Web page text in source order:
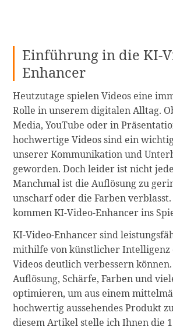
Einführung in die KI-
Enhancer
Heutzutage spielen Videos eine
Rolle in unserem digitalen Alltag.
Media, YouTube oder in
hochwertige Videos sind ein
unserer Kommunikation und
geworden. Doch leider ist nicht
Manchmal ist die Auflösung zu
unscharf oder die Farben
kommen KI-Video-Enhancer ins
KI-Video-Enhancer sind
mithilfe von künstlicher Intelligenz
Videos deutlich verbessern
Auflösung, Schärfe, Farben und
optimieren, um aus einem
hochwertig aussehendes Produkt
diesem Artikel stelle ich Ihnen die